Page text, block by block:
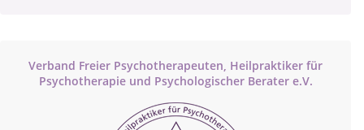
Verband Freier Psychotherapeuten, Heilpraktiker für
Psychotherapie und Psychologischer Berater e.V.